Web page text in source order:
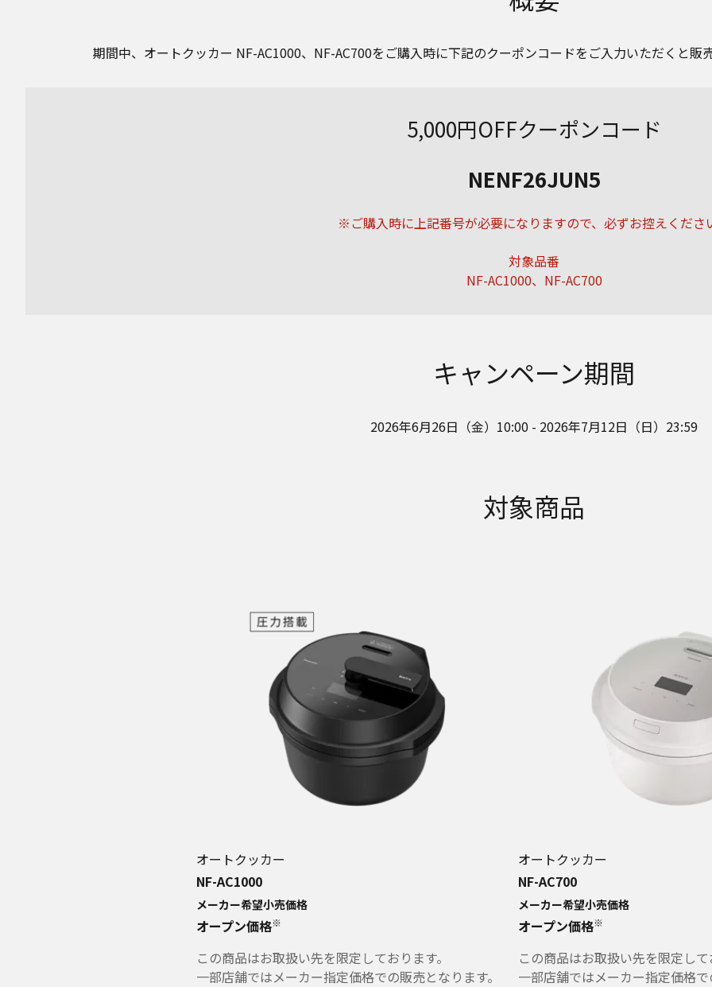
期間中、オートクッカー NF-AC1000、NF-AC700をご購入時に下記のクーポンコードをご入力いただくと販
5,000円OFFクーポンコード
NENF26JUN5
※ご購入時に上記番号が必要になりますので、必ずお控えくださ
対象品番
NF-AC1000、NF-AC700
キャンペーン期間
2026年6月26日（金）10:00 - 2026年7月12日（日）23:59
対象商品
オートクッカー
NF-AC1000
メーカー希望小売価格
オープン価格※
この商品はお取扱い先を限定しております。
一部店舗ではメーカー指定価格での販売となります。
オートクッカー
NF-AC700
メーカー希望小売価格
オープン価格※
この商品はお取扱い先を限定して
一部店舗ではメーカー指定価格で